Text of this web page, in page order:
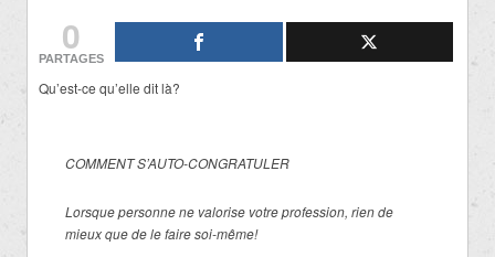
0
PARTAGES
Qu’est-ce qu’elle dit là?
COMMENT S’AUTO-CONGRATULER
Lorsque personne ne valorise votre profession, rien de
mieux que de le faire soi-même!